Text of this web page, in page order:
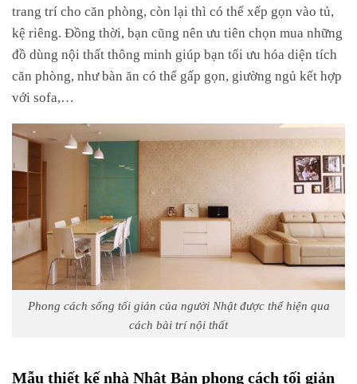
trang trí cho căn phòng, còn lại thì có thể xếp gọn vào tủ,
kệ riêng. Đồng thời, bạn cũng nên ưu tiên chọn mua những
đồ dùng nội thất thông minh giúp bạn tối ưu hóa diện tích
căn phòng, như bàn ăn có thể gấp gọn, giường ngủ kết hợp
với sofa,…
Phong cách sống tối giản của người Nhật được thể hiện qua
cách bài trí nội thất
Mẫu thiết kế nhà Nhật Bản phong cách tối giản